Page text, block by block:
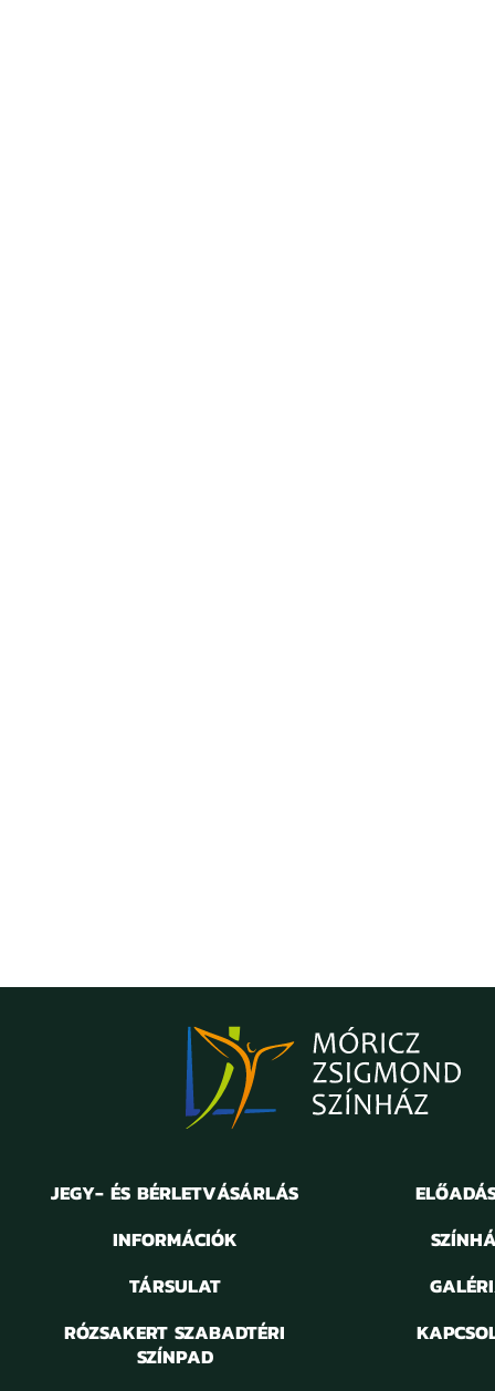
JEGY- ÉS BÉRLETVÁSÁRLÁS
INFORMÁCIÓK
TÁRSULAT
RÓZSAKERT SZABADTÉRI
SZÍNPAD